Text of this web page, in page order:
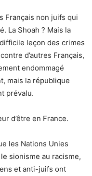
Français non juifs qui
La Shoah ? Mais la
leçon des crimes
d’autres Français,
endommagé
mais la république
prévalu.
d’être en France.
les Nations Unies
sionisme au racisme,
et anti-juifs ont